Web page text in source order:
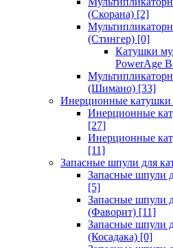
(Скорана) [2]
(Стингер) [0]
Катушки
PowerAge
(Шимано) [33]
Инерционные катушки
Инерционные
[27]
Инерционные
[11]
Запасные шпули для
Запасные шпули
[5]
Запасные шпули
(Фаворит) [11]
Запасные шпули
(Косадака) [0]